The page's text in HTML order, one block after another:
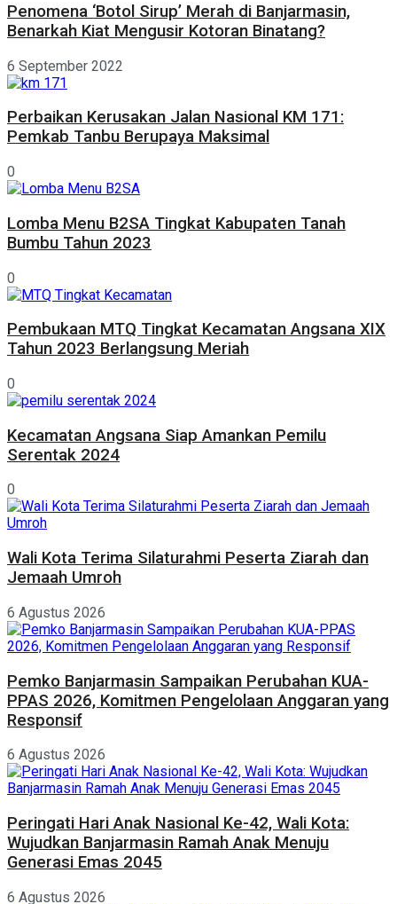
Penomena ‘Botol Sirup’ Merah di Banjarmasin,
Benarkah Kiat Mengusir Kotoran Binatang?
6 September 2022
Perbaikan Kerusakan Jalan Nasional KM 171:
Pemkab Tanbu Berupaya Maksimal
0
Lomba Menu B2SA Tingkat Kabupaten Tanah
Bumbu Tahun 2023
0
Pembukaan MTQ Tingkat Kecamatan Angsana XIX
Tahun 2023 Berlangsung Meriah
0
Kecamatan Angsana Siap Amankan Pemilu
Serentak 2024
0
Wali Kota Terima Silaturahmi Peserta Ziarah dan
Jemaah Umroh
6 Agustus 2026
Pemko Banjarmasin Sampaikan Perubahan KUA-
PPAS 2026, Komitmen Pengelolaan Anggaran yang
Responsif
6 Agustus 2026
Peringati Hari Anak Nasional Ke-42, Wali Kota:
Wujudkan Banjarmasin Ramah Anak Menuju
Generasi Emas 2045
6 Agustus 2026